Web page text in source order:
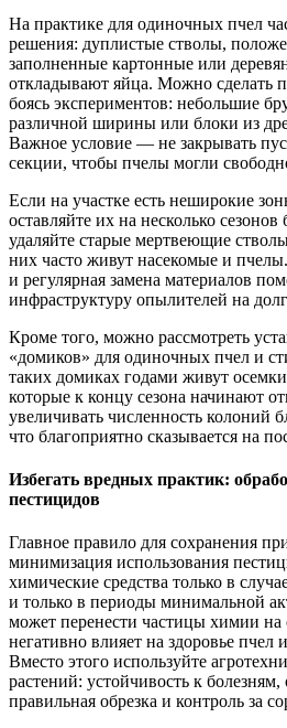
На практике для одиночных пчел
решения: дуплистые стволы,
заполненные картонные или
откладывают яйца. Можно сделать
боясь экспериментов: небольшие
различной ширины или блоки из
Важное условие — не закрывать
секции, чтобы пчелы могли
Если на участке есть неширокие
оставляйте их на несколько
удаляйте старые мертвеющие
них часто живут насекомые и
и регулярная замена материалов
инфраструктуру опылителей на
Кроме того, можно рассмотреть
«домиков» для одиночных пчел и
таких домиках годами живут
которые к концу сезона начинают
увеличивать численность колоний
что благоприятно сказывается на
Избегать вредных практик:
пестицидов
Главное правило для сохранения
минимизация использования
химические средства только в
и только в периоды минимальной
может перенести частицы химии на
негативно влияет на здоровье
Вместо этого используйте
растений: устойчивость к болезням,
правильная обрезка и контроль за